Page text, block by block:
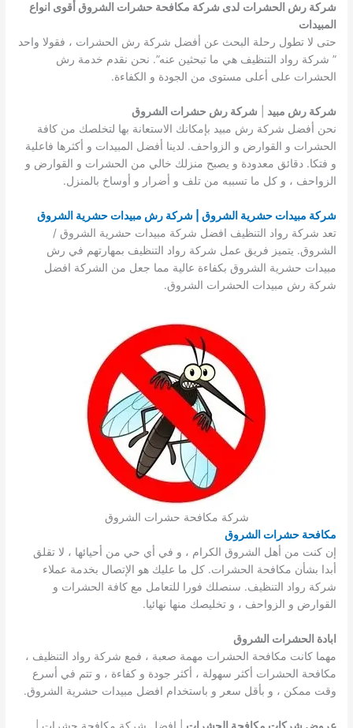
شركة رش الحشرات لدى شركة مكافحة حشرات الشروق أقوى انواع
المبيدات
حتى لا تطول رحلة البحث عن أفضل شركة رش الحشرات ، فقولا واحد
” شركة رواد التنظيف هي ما تبحثين عنه”. نحن نقدم خدمة رش
الحشرات على أعلى مستوى من الجودة و الكفاءة.
شركة رش مبيد
شركة رش حشرات الشروق
نحن أفضل شركة رش مبيد بإمكانك الاستعانة بها لتخلصك من كافة
الحشرات و القوارض و الزواحف. لدينا أفضل المبيدات و أكثرها فاعلية
و فتكا. دقائق معدودة و يصبح منزلك خالي من الحشرات و القوارض و
الزواحف ، و كل ما تسببه من تلف و أضرار و أوساخ بالمنزل.
شركة مبيدات حشرية الشروق | شركة رش مبيدات حشرية الشروق
تعد شركة رواد التنظيف افضل شركة مبيدات حشرية الشروق /
الشروق. يتميز فريق عمل شركة رواد التنظيف بمهارتهم في رش
مبيدات حشرية الشروق بكفاءة عالية مما جعل من الشركة افضل
شركة رش مبيدات الحشرات الشروق.
شركة مكافحة حشرات الشروق
مكافحة حشرات الشروق
إن كنت من أهل الشروق الكرام ، و في أي حي من أحيائها ، لا تقلق
أبدا بشأن مكافحة الحشرات. كل ما عليك هو الإتصال بخدمة عملاء
شركة رواد التنظيف. سنصلك فورا للتعامل مع كافة الحشرات و
القوارض و الزواحف ، و تخليصك منها نهائيا.
ابادة الحشرات الشروق
مهما كانت مكافحة الحشرات مهمة صعبة ، فمع شركة رواد التنظيف ،
مكافحة الحشرات أكثر سهولة ، أكثر جودة و كفاءة ، و تتم في أسرع
وقت ممكن ، و بأقل سعر و باستخدام افضل مبيدات حشرية الشروق.
عروض شركات مكافحة الحشرات | افضل شركة مكافحة حشرات |